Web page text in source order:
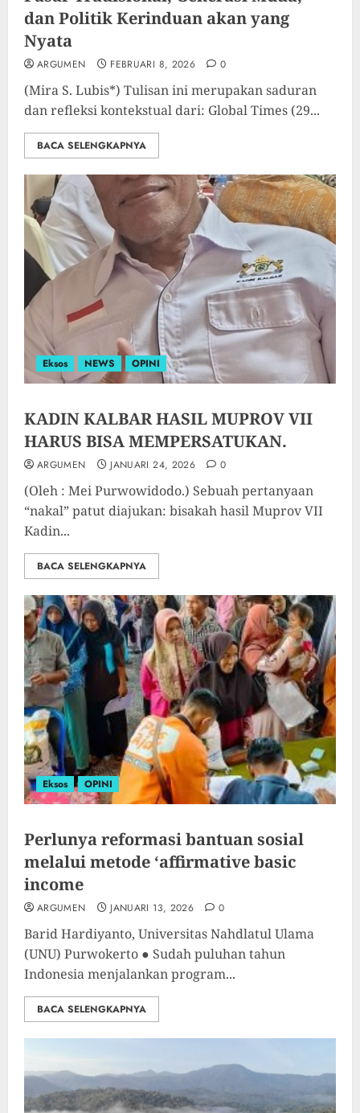
dan Politik Kerinduan akan yang
Nyata
ARGUMEN FEBRUARI 8, 2026 0
(Mira S. Lubis*) Tulisan ini merupakan saduran
dan refleksi kontekstual dari: Global Times (29...
BACA SELENGKAPNYA
Eksos NEWS OPINI
KADIN KALBAR HASIL MUPROV VII
HARUS BISA MEMPERSATUKAN.
ARGUMEN JANUARI 24, 2026 0
(Oleh : Mei Purwowidodo.) Sebuah pertanyaan
“nakal” patut diajukan: bisakah hasil Muprov VII
Kadin...
BACA SELENGKAPNYA
Eksos OPINI
Perlunya reformasi bantuan sosial
melalui metode ‘affirmative basic
income
ARGUMEN JANUARI 13, 2026 0
Barid Hardiyanto, Universitas Nahdlatul Ulama
(UNU) Purwokerto ● Sudah puluhan tahun
Indonesia menjalankan program...
BACA SELENGKAPNYA